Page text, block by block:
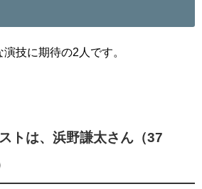
技に期待の2人です。
トは、浜野謙太さん（37